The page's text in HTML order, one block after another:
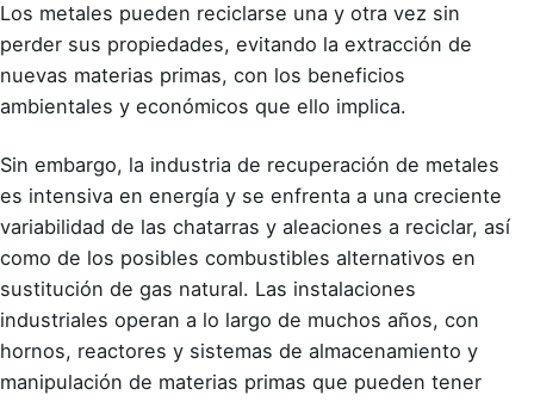
Los metales pueden reciclarse una y otra vez sin
perder sus propiedades, evitando la extracción de
nuevas materias primas, con los beneficios
ambientales y económicos que ello implica.
Sin embargo, la industria de recuperación de metales
es intensiva en energía y se enfrenta a una creciente
variabilidad de las chatarras y aleaciones a reciclar, así
como de los posibles combustibles alternativos en
sustitución de gas natural. Las instalaciones
industriales operan a lo largo de muchos años, con
hornos, reactores y sistemas de almacenamiento y
manipulación de materias primas que pueden tener